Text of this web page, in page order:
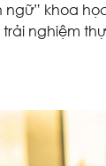
khoa
nghiệm